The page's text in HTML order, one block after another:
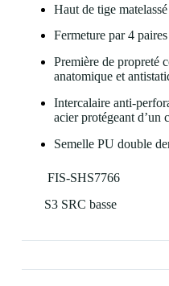
Haut de tige matelassé
Fermeture par 4
Première de
anatomique et
Intercalaire anti-
acier protégeant d’un
Semelle PU double
FIS-SHS7766
S3 SRC basse